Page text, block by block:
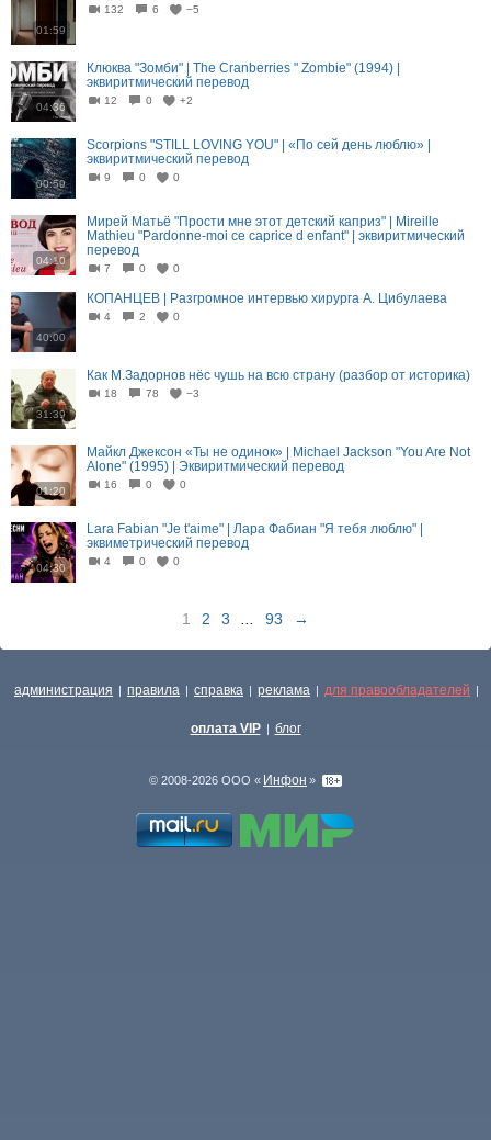
01:59
132 6 −5
04:36
Клюква "Зомби" | The Cranberries " Zombie" (1994) |
эквиритмический перевод
12 0 +2
00:59
Scorpions "STILL LOVING YOU" | «По сей день люблю» |
эквиритмический перевод
9 0 0
04:10
Мирей Матьё "Прости мне этот детский каприз" | Mireille
Mathieu "Pardonne-moi ce caprice d enfant" | эквиритмический
перевод
7 0 0
40:00
КОПАНЦЕВ | Разгромное интервью хирурга А. Цибулаева
4 2 0
31:39
Как М.Задорнов нёс чушь на всю страну (разбор от историка)
18 78 −3
01:20
Майкл Джексон «Ты не одинок» | Michael Jackson "You Are Not
Alone" (1995) | Эквиритмический перевод
16 0 0
04:30
Lara Fabian "Je t'aime" | Лара Фабиан "Я тебя люблю" |
эквиметрический перевод
4 0 0
1 2 3 93 →
администрация | правила | справка | реклама | для правообладателей |
оплата VIP | блог
© 2008-2026 ООО « Инфон »